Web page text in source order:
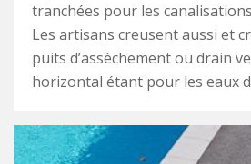
tranchées pour les
Les artisans creusent aussi et
puits d’assèchement ou drain
horizontal étant pour les eaux